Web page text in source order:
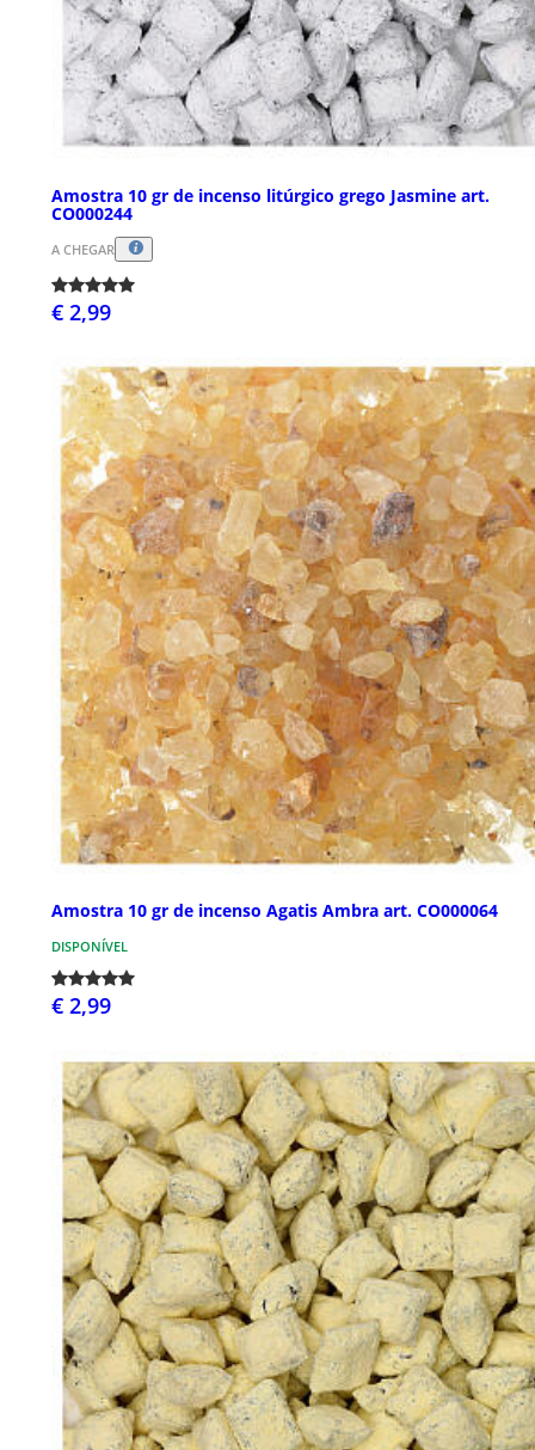
Amostra 10 gr de incenso litúrgico grego Jasmine art.
CO000244
A CHEGAR
€ 2,99
Amostra 10 gr de incenso Agatis Ambra art. CO000064
DISPONÍVEL
€ 2,99